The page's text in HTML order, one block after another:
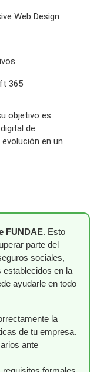
Web Design
365
objetivo es
de
en un
FUNDAE. Esto
parte del
sociales,
en la
ayudarle en todo
la
de tu empresa.
ante